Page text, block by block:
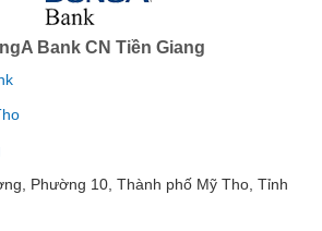
Bank CN Tiền Giang
Phường 10, Thành phố Mỹ Tho, Tỉnh